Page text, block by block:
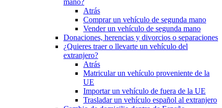
mano?
Atrás
Comprar un vehículo de segunda mano
Vender un vehículo de segunda mano
Donaciones, herencias y divorcios o separaciones
¿Quieres traer o llevarte un vehículo del
extranjero?
Atrás
Matricular un vehículo proveniente de la
UE
Importar un vehículo de fuera de la UE
Trasladar un vehículo español al extranjero